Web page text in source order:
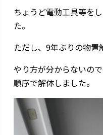
ちょうど電動工具等を
た。
ただし、9年ぶりの物置
やり方が分からないの
順序で解体しました。